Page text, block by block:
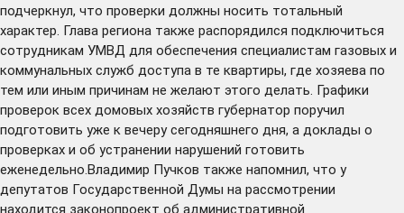
подчеркнул, что проверки должны носить тотальный
характер. Глава региона также распорядился подключиться
сотрудникам УМВД для обеспечения специалистам газовых и
коммунальных служб доступа в те квартиры, где хозяева по
тем или иным причинам не желают этого делать. Графики
проверок всех домовых хозяйств губернатор поручил
подготовить уже к вечеру сегодняшнего дня, а доклады о
проверках и об устранении нарушений готовить
еженедельно.Владимир Пучков также напомнил, что у
депутатов Государственной Думы на рассмотрении
находится законопроект об административной